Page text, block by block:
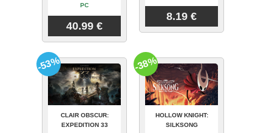
PC
40.99 €
8.19 €
CLAIR OBSCUR:
EXPEDITION 33
-53%
HOLLOW KNIGHT:
SILKSONG
-38%